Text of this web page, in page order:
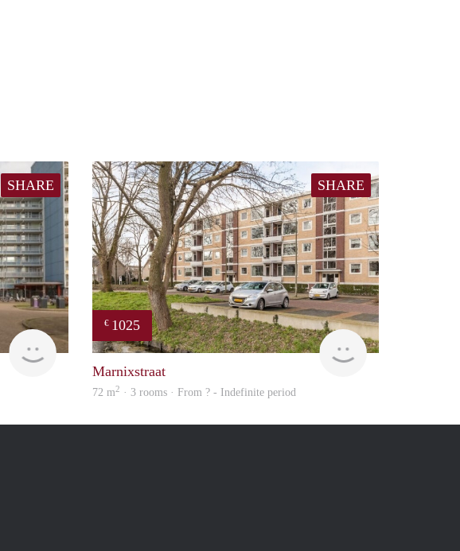
SHARE
finder
SHARE
€ 1025
Woning
Marnixstraat
72 m2 · 3 rooms · From ? - Indefinite period